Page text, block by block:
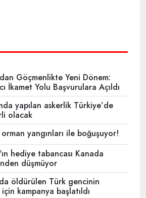
Göçmenlikte Yeni Dönem:
İkamet Yolu Başvurulara Açıldı
yapılan askerlik Türkiye’de
olacak
yangınları ile boğuşuyor!
hediye tabancası Kanada
düşmüyor
öldürülen Türk gencinin
kampanya başlatıldı